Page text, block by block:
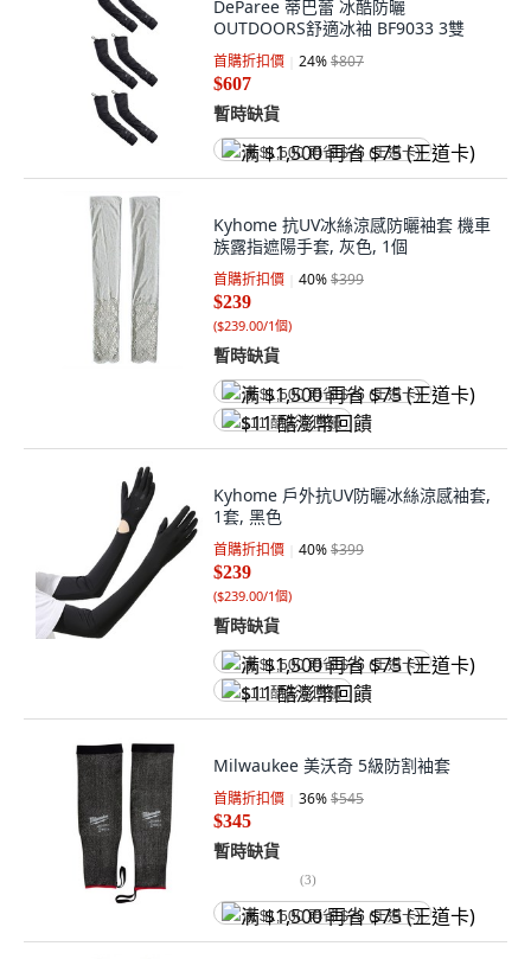
DeParee 蒂巴蕾 冰酷防曬
OUTDOORS舒適冰袖 BF9033 3雙
首購折扣價 24%$807
$607
暫時缺貨
满 $1,500 再省 $75 (王道卡)
Kyhome 抗UV冰絲涼感防曬袖套 機車
族露指遮陽手套, 灰色, 1個
首購折扣價 40%$399
$239
($239.00/1個)
暫時缺貨
满 $1,500 再省 $75 (王道卡)
$11 酷澎幣回饋
Kyhome 戶外抗UV防曬冰絲涼感袖套,
1套, 黑色
首購折扣價 40%$399
$239
($239.00/1個)
暫時缺貨
满 $1,500 再省 $75 (王道卡)
$11 酷澎幣回饋
Milwaukee 美沃奇 5級防割袖套
首購折扣價 36%$545
$345
暫時缺貨
(3)
满 $1,500 再省 $75 (王道卡)